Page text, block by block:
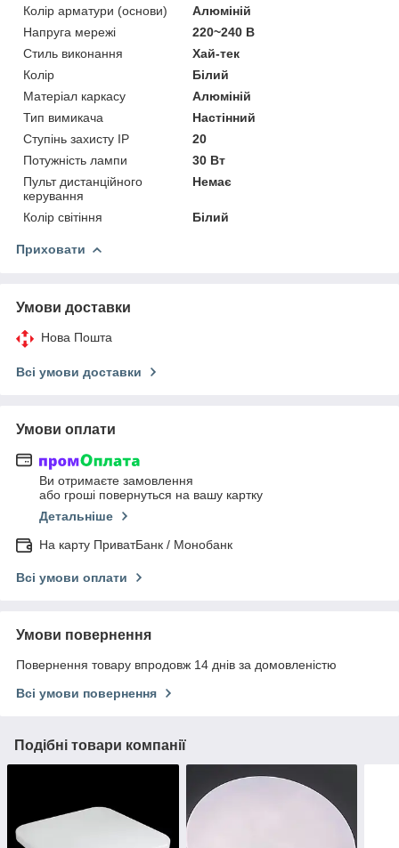
Колір арматури (основи)
Алюміній
Напруга мережі
220~240 В
Стиль виконання
Хай-тек
Колір
Білий
Матеріал каркасу
Алюміній
Тип вимикача
Настінний
Ступінь захисту IP
20
Потужність лампи
30 Вт
Пульт дистанційного
керування
Немає
Колір світіння Білий
Приховати
Умови доставки
Нова Пошта
Всі умови доставки
Умови оплати
Ви отримаєте замовлення
або гроші повернуться на вашу картку
Детальніше
На карту ПриватБанк / Монобанк
Всі умови оплати
Умови повернення
Повернення товару впродовж 14 днів за домовленістю
Всі умови повернення
Подібні товари компанії